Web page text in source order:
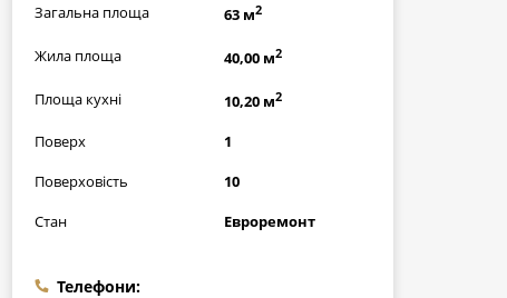
Загальна площа 63 м2
Жила площа 40,00 м2
Площа кухні 10,20 м2
Поверх
1
Поверховість
10
Стан
Евроремонт
Телефони: